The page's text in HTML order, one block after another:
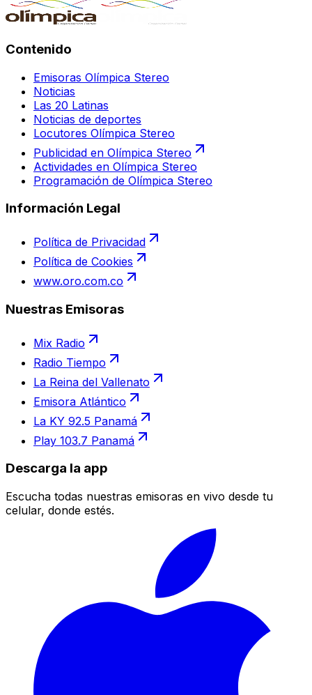
Contenido
Emisoras Olímpica Stereo
Noticias
Las 20 Latinas
Noticias de deportes
Locutores Olímpica Stereo
Publicidad en Olímpica Stereo
Actividades en Olímpica Stereo
Programación de Olímpica Stereo
Información Legal
Política de Privacidad
Política de Cookies
www.oro.com.co
Nuestras Emisoras
Mix Radio
Radio Tiempo
La Reina del Vallenato
Emisora Atlántico
La KY 92.5 Panamá
Play 103.7 Panamá
Descarga la app
Escucha todas nuestras emisoras en vivo desde tu
celular, donde estés.